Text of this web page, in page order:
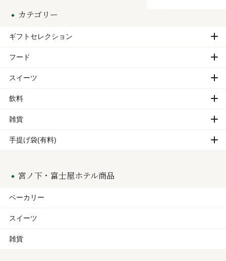
カテゴリー
ギフトセレクション
フード
スイーツ
飲料
雑貨
手提げ袋(有料)
宮ノ下・富士屋ホテル商品
ベーカリー
スイーツ
雑貨